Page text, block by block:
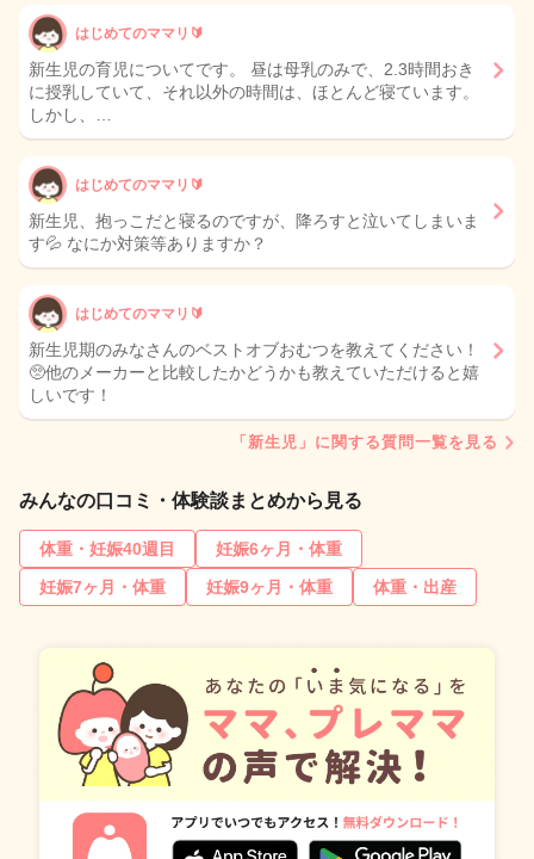
はじめてのママリ🔰
新生児の育児についてです。 昼は母乳のみで、2.3時間おき
に授乳していて、それ以外の時間は、ほとんど寝ています。
しかし、…
はじめてのママリ🔰
新生児、抱っこだと寝るのですが、降ろすと泣いてしまいま
す💦 なにか対策等ありますか？
はじめてのママリ🔰
新生児期のみなさんのベストオブおむつを教えてください！
🥺他のメーカーと比較したかどうかも教えていただけると嬉
しいです！
「新生児」に関する質問一覧を見る
みんなの口コミ・体験談まとめから見る
体重・妊娠40週目
妊娠6ヶ月・体重
妊娠7ヶ月・体重
妊娠9ヶ月・体重 体重・出産